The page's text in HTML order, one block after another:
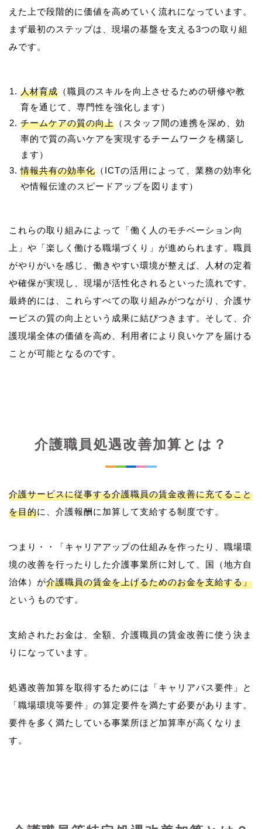
えた上で段階的に価値を高めていく流れになっています。
まず最初のステップは、現場の基盤を支える3つの取り組
人材育成 （職員のスキルを向上させるための研修や教
育を通じて、専門性を強化します）
チームケアの質の向上 （スタッフ間の連携を深め、効
率的で質の高いケアを実現するチームワークを構築し
ます）
情報共有の効率化 （ICTの活用によって、業務の効率化
や情報伝達のスピードアップを図ります）
これらの取り組みによって「働く人のモチベーション向
上」や「楽しく働ける職場づくり」が進められます。職員
がやりがいを感じ、働きやすい環境が整えば、人材の定着
や確保が実現し、現場が活性化されるといった流れです。
最終的には、これらすべての取り組みがつながり、介護サ
ービスの質の向上という成果に結びつきます。そして、介
護現場全体の価値を高め、利用者により良いケアを届ける
介護職員処遇改善加算とは？
介護サービスに従事する介護職員の賃金改善に充てること
を目的に、介護報酬に加算して支給する制度です。
つまり・・「キャリアアップの仕組みを作ったり、職場環
境の改善を行ったりした介護事業所に対して、国（地方自
治体）が介護職員の賃金を上げるためのお金を支給する」
というものです。
支給されたお金は、全額、介護職員の賃金改善に使う決ま
りになっています。
処遇改善加算を取得するためには「キャリアパス要件」と
「職場環境等要件」の算定要件を満たす必要があります。
要件を多く満たしている事業所ほど加算率が高くなりま
す。